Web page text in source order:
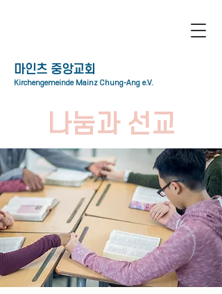
​마인츠 중앙교회
Kirchengemeinde Mainz Chung-Ang e.V.
나눔과 선교